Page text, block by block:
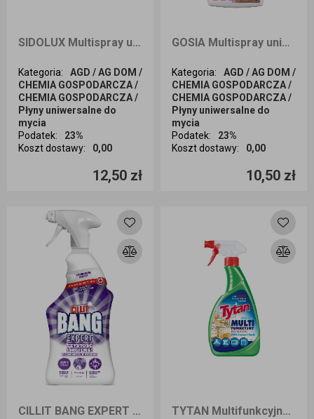
SIDOLUX Multispray uniwersalny do wszystkich powierzchni o zapachy mydła marsylskiego 500ml
Kategoria:
AGD / AG DOM /
CHEMIA GOSPODARCZA /
CHEMIA GOSPODARCZA /
Płyny uniwersalne do
mycia
Podatek:
23%
Koszt dostawy: 0,00
12,50 zł
Ilość sztuk
GOSIA Multispray uniwersalny 500ml
Kategoria:
AGD / AG DOM /
CHEMIA GOSPODARCZA /
CHEMIA GOSPODARCZA /
Płyny uniwersalne do
mycia
Podatek:
23%
Koszt dostawy: 0,00
10,50 zł
Ilość sztuk
CILLIT BANG EXPERT CZYSTOŚĆ I HIGIENA Wielofunkcyjny płyn do czyszczenia powierzchni 750ml TYTAN Multifunkcyjny płyn dezynfekująco-czyszczący do kuchnii 500g